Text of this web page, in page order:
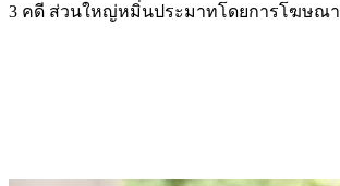
3 คดี ส่วนใหญ่หมิ่นประมาทโดยการโฆษณา